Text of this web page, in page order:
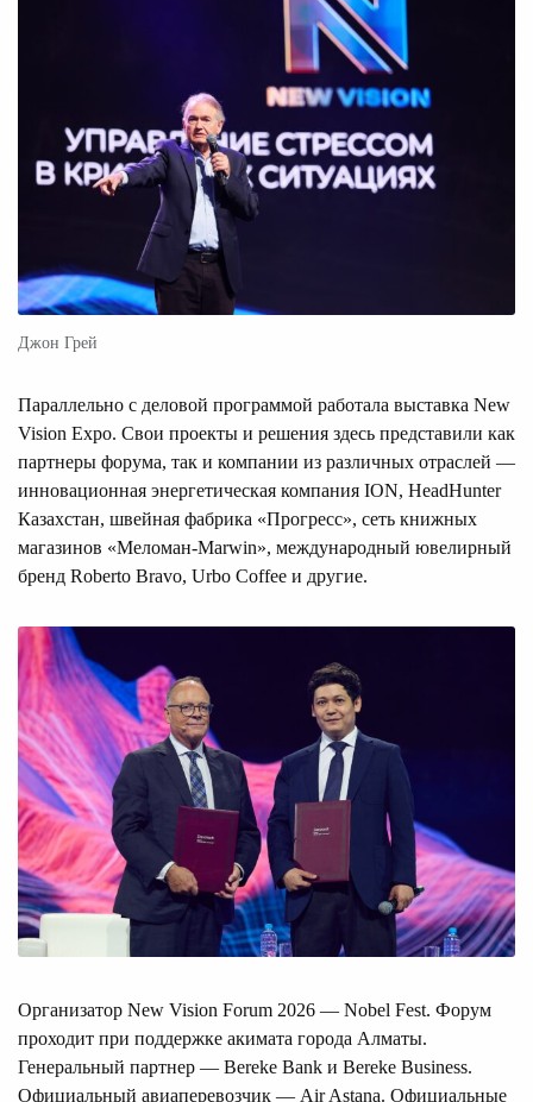
Джон Грей
Параллельно с деловой программой работала выставка New
Vision Expo. Свои проекты и решения здесь представили как
партнеры форума, так и компании из различных отраслей —
инновационная энергетическая компания ION, HeadHunter
Казахстан, швейная фабрика «Прогресс», сеть книжных
магазинов «Меломан-Marwin», международный ювелирный
бренд Roberto Bravo, Urbo Coffee и другие.
Организатор New Vision Forum 2026 — Nobel Fest. Форум
проходит при поддержке акимата города Алматы.
Генеральный партнер — Bereke Bank и Bereke Business.
Официальный авиаперевозчик — Air Astana. Официальные